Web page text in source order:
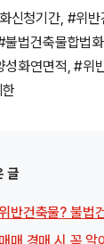
신청기간, #위
법건축물합법
성화연면적, #위
글
반건축물? 불법